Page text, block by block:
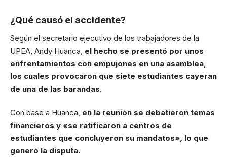
¿Qué causó el accidente?
Según el secretario ejecutivo de los trabajadores de la
UPEA, Andy Huanca, el hecho se presentó por unos
enfrentamientos con empujones en una asamblea,
los cuales provocaron que siete estudiantes cayeran
de una de las barandas.
Con base a Huanca, en la reunión se debatieron temas
financieros y «se ratificaron a centros de
estudiantes que concluyeron su mandatos», lo que
generó la disputa.